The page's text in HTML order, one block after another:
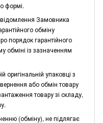
формі.
Замовника
обміну
порядок гарантійного
обміні із зазначенням
оригінальній упаковці з
або обмін товару
товару зі складу,
(обміну), не підлягає